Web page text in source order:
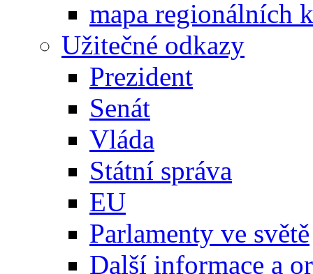
mapa regionálních
Užitečné odkazy
Prezident
Senát
Vláda
Státní správa
EU
Parlamenty ve světě
Další informace a